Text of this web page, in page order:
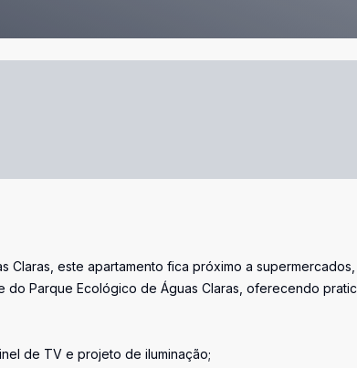
Claras, este apartamento fica próximo a
do Parque Ecológico de Águas Claras, oferecendo
de TV e projeto de iluminação;